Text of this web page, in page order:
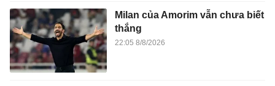
Milan của Amorim vẫn chưa biết
thắng
22:05 8/8/2026